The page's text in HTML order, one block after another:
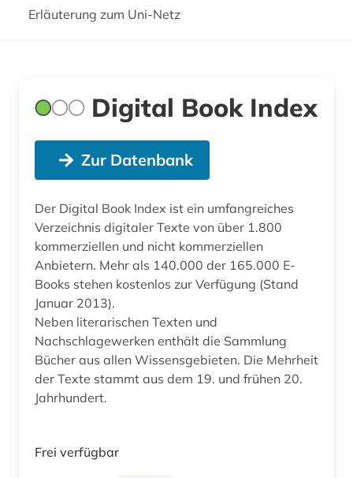
Erläuterung zum Uni-Netz
Digital Book Index
Zur Datenbank
Der Digital Book Index ist ein umfangreiches
Verzeichnis digitaler Texte von über 1.800
kommerziellen und nicht kommerziellen
Anbietern. Mehr als 140.000 der 165.000 E-
Books stehen kostenlos zur Verfügung (Stand
Januar 2013).
Neben literarischen Texten und
Nachschlagewerken enthält die Sammlung
Bücher aus allen Wissensgebieten. Die Mehrheit
der Texte stammt aus dem 19. und frühen 20.
Jahrhundert.
Frei verfügbar